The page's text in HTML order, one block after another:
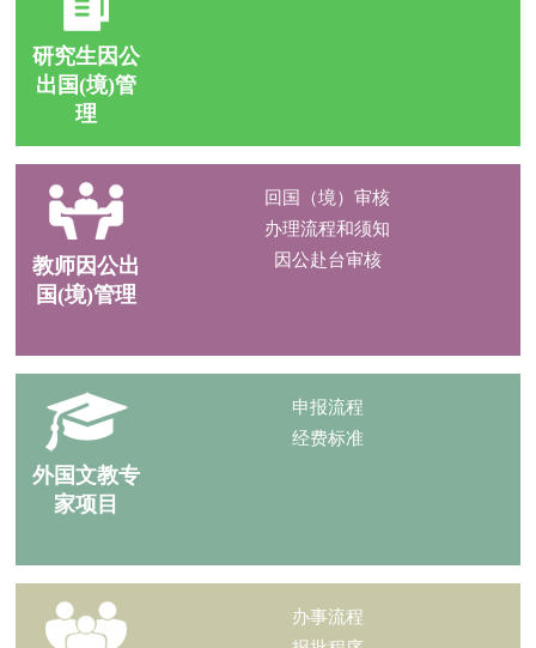
研究生因公
出国(境)管
理
教师因公出
国(境)管理
回国（境）审核
办理流程和须知
因公赴台审核
外国文教专
家项目
申报流程
经费标准
办事流程